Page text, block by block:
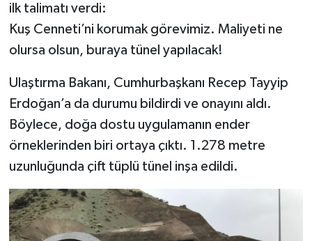
ilk talimatı verdi:
Kuş Cenneti’ni korumak görevimiz. Maliyeti ne
olursa olsun, buraya tünel yapılacak!
Ulaştırma Bakanı, Cumhurbaşkanı Recep Tayyip
Erdoğan’a da durumu bildirdi ve onayını aldı.
Böylece, doğa dostu uygulamanın ender
örneklerinden biri ortaya çıktı. 1.278 metre
uzunluğunda çift tüplü tünel inşa edildi.